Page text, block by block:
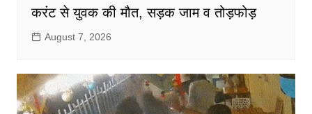
करंट से युवक की मौत, सड़क जाम व तोड़फोड़
August 7, 2026